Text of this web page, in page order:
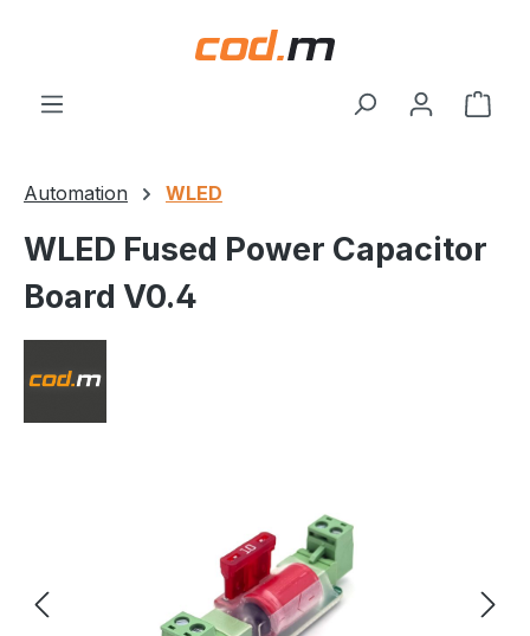
Automation WLED
WLED Fused Power Capacitor
Board V0.4